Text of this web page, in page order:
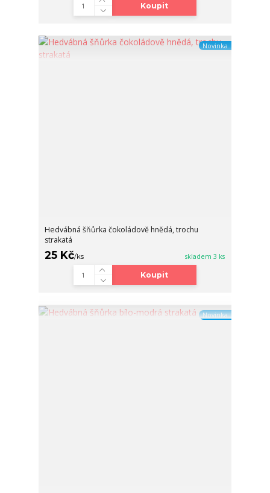
Koupit
Novinka
Hedvábná šňůrka čokoládově hnědá, trochu
strakatá
25 Kč/ks skladem 3 ks
Koupit
Novinka